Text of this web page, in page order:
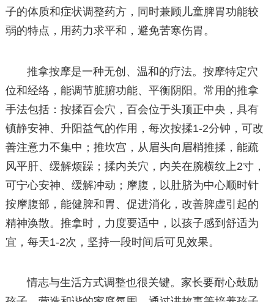
子的体质和症状调整药方，同时兼顾儿童脾胃功能较
弱的特点，用药力求平和，避免苦寒伤胃。
推拿按摩是一种无创、温和的疗法。按摩特定穴
位和经络，能调节脏腑功能、平衡阴阳。常用的推拿
手法包括：按揉百会穴，百会位于头顶正中央，具有
镇静安神、升阳益气的作用，每次按揉1-2分钟，可改
善注意力不集中；推坎宫，从眉头向眉梢推揉，能疏
风平肝、缓解烦躁；揉内关穴，内关在腕横纹上2寸，
可宁心安神、缓解冲动；摩腹，以肚脐为中心顺时针
按摩腹部，能健脾和胃、促进消化，改善脾虚引起的
精神涣散。推拿时，力度要适中，以孩子感到舒适为
宜，每天1-2次，坚持一段时间后可见效果。
情志与生活方式调整也很关键。家长要耐心鼓励